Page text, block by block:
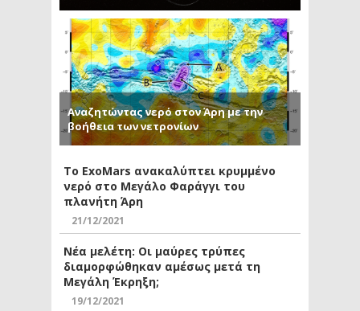
Αναζητώντας νερό στον Άρη με την
βοήθεια των νετρονίων
Το ExoMars ανακαλύπτει κρυμμένο
νερό στο Μεγάλο Φαράγγι του
πλανήτη Άρη
21/12/2021
Νέα μελέτη: Οι μαύρες τρύπες
διαμορφώθηκαν αμέσως μετά τη
Μεγάλη Έκρηξη;
19/12/2021